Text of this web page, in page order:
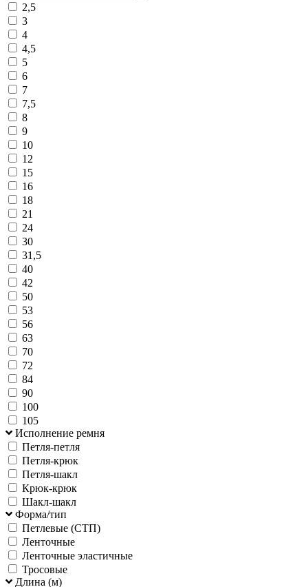
2,5
3
4
4,5
5
6
7
7,5
8
9
10
12
15
16
18
21
24
30
31,5
40
42
50
53
56
63
70
72
84
90
100
105
Исполнение ремня
Петля-петля
Петля-крюк
Петля-шакл
Крюк-крюк
Шакл-шакл
Форма/тип
Петлевые (СТП)
Ленточные
Ленточные эластичные
Тросовые
Длина (м)